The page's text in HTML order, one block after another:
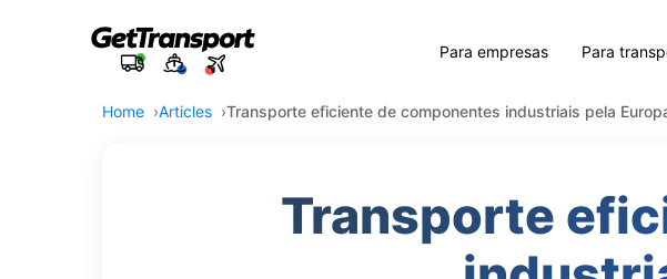
Para empresas Para
Home Articles Transporte eficiente de componentes industriais pela
Transporte